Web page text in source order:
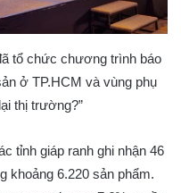
tổ chức chương trình báo
ở TP.HCM và vùng phụ
thị trường?”
tỉnh giáp ranh ghi nhận 46
khoảng 6.220 sản phẩm.